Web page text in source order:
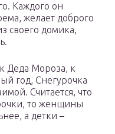
Каждого он
желает доброго
своего домика,
Деда Мороза, к
год, Снегурочка
Считается, что
то женщины
а детки –